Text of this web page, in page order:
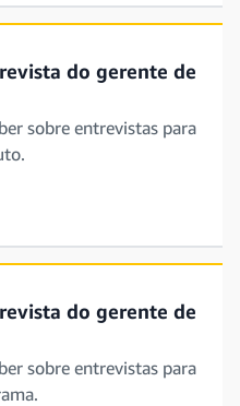
do gerente de
sobre entrevistas para
do gerente de
sobre entrevistas para